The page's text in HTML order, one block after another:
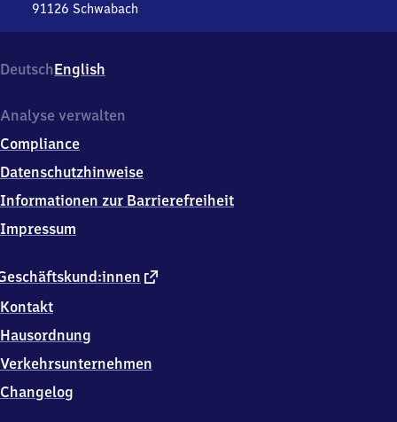
91126 Schwabach
Limbacherstr.
90,
1
2
6
DeutschEnglish
externer
Kontakt
Hausordnung
Verkehrsunternehmen
Changelog
Analyse verwalten
Compliance
Datenschutzhinweise
Informationen zur Barrierefreiheit
Impressum